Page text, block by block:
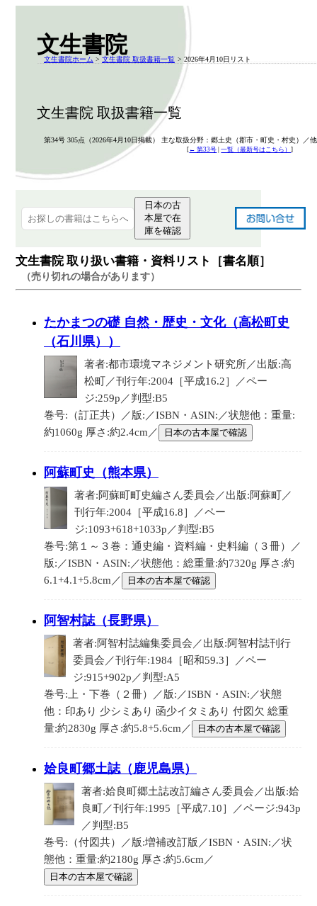
文生書院
文生書院 取扱書籍一覧
文生書院ホーム > 文生書院 取扱書籍一覧 > 2026年4月10日リスト
第34号 305点（2026年4月10日掲載） 主な取扱分野：郷土史（郡市・町史・村史）／他
[ ← 第33号 |一覧（最新号はこちら）]
日本の古
本屋で在
庫を確認
文生書院 取り扱い書籍・資料リスト［書名順］
（売り切れの場合があります）
たかまつの礎 自然・歴史・文化（高松町史
（石川県））
著者:都市環境マネジメント研究所／出版:高
松町／刊行年:2004［平成16.2］／ペー
ジ:259p／判型:B5
巻号:（訂正共）／版:／ISBN・ASIN:／状態他：重量:
約1060g 厚さ:約2.4cm／
日本の古本屋で確認
阿蘇町史（熊本県）
著者:阿蘇町町史編さん委員会／出版:阿蘇町／
刊行年:2004［平成16.8］／ペー
ジ:1093+618+1033p／判型:B5
巻号:第１～３巻：通史編・資料編・史料編（３冊）／
版:／ISBN・ASIN:／状態他：総重量:約7320g 厚さ:約
6.1+4.1+5.8cm／
日本の古本屋で確認
阿智村誌（長野県）
著者:阿智村誌編集委員会／出版:阿智村誌刊行
委員会／刊行年:1984［昭和59.3］／ペー
ジ:915+902p／判型:A5
巻号:上・下巻（２冊）／版:／ISBN・ASIN:／状態
他：印あり 少シミあり 函少イタミあり 付図欠 総重
量:約2830g 厚さ:約5.8+5.6cm／
日本の古本屋で確認
姶良町郷土誌（鹿児島県）
著者:姶良町郷土誌改訂編さん委員会／出版:姶
良町／刊行年:1995［平成7.10］／ページ:943p
／判型:B5
巻号:（付図共）／版:増補改訂版／ISBN・ASIN:／状
態他：重量:約2180g 厚さ:約5.6cm／
日本の古本屋で確認